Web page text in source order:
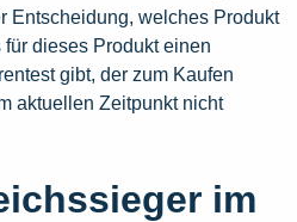
Entscheidung, welches Produkt
dieses Produkt einen
gibt, der zum Kaufen
aktuellen Zeitpunkt nicht
im